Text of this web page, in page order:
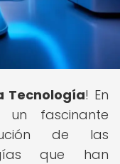
Tecnología! En
un fascinante
de las
que han